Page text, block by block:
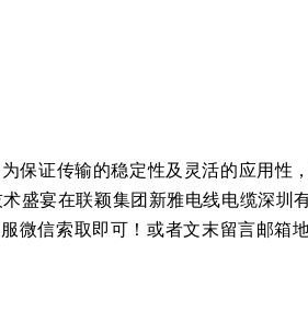
证传输的稳定性及灵活的应用性
盛宴在联颖集团新雅电线电缆深圳
微信索取即可！或者文末留言邮箱